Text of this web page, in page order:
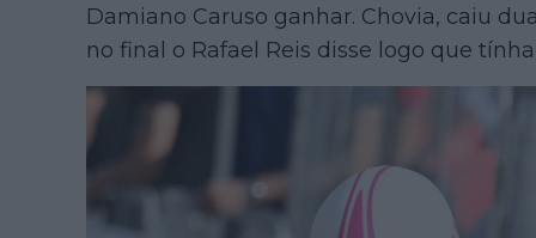
Damiano Caruso ganhar. Chovia, caiu
no final o Rafael Reis disse logo que